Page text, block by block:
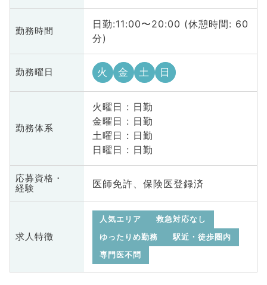
勤務時間
日勤:11:00〜20:00 (休憩時間: 60
分)
勤務曜日 火 金 土 日
勤務体系
火曜日 : 日勤
金曜日 : 日勤
土曜日 : 日勤
日曜日 : 日勤
応募資格・
経験
医師免許、保険医登録済
求人特徴
人気エリア
救急対応なし
ゆったりめ勤務
駅近・徒歩圏内
専門医不問